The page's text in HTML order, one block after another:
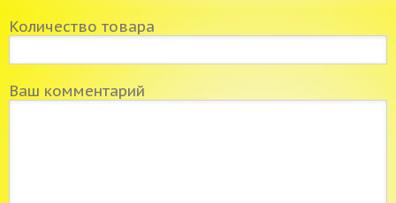
Количество товара
Ваш комментарий